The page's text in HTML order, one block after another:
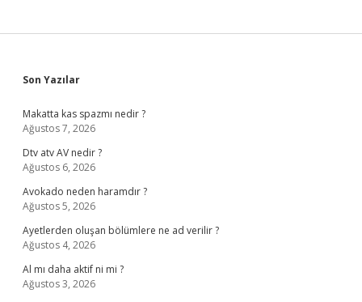
Sidebar
Son Yazılar
Makatta kas spazmı nedir ?
Ağustos 7, 2026
Dtv atv AV nedir ?
Ağustos 6, 2026
Avokado neden haramdır ?
Ağustos 5, 2026
Ayetlerden oluşan bölümlere ne ad verilir ?
Ağustos 4, 2026
Al mı daha aktif ni mi ?
Ağustos 3, 2026